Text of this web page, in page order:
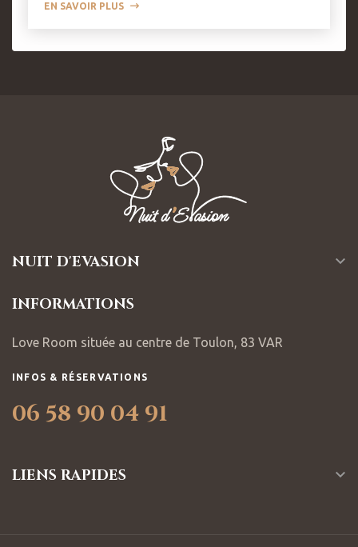
EN SAVOIR PLUS
NUIT D'EVASION 
INFORMATIONS
Love Room située au centre de Toulon, 83 VAR
INFOS & RÉSERVATIONS
06 58 90 04 91
LIENS RAPIDES 